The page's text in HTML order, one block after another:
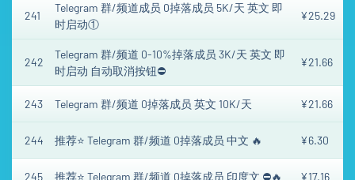
241
Telegram 群/频道成员 0掉落成员 5K/天 英文 即
时启动①
¥25.29
242
Telegram 群/频道 0-10%掉落成员 3K/天 英文 即
时启动 自动取消按钮⛔
¥21.66
243 Telegram 群/频道 0掉落成员 英文 10K/天 ¥21.66
244 推荐⭐ Telegram 群/频道 0掉落成员 中文 🔥 ¥6.30
245 推荐⭐ Telegram 群/频道 0掉落成员 印度文 ⛔🔥 ¥17.16